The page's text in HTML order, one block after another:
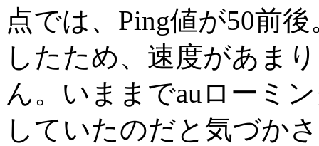
点では、Ping値が50前
したため、速度があま
ん。いままでauローミ
していたのだと気づか